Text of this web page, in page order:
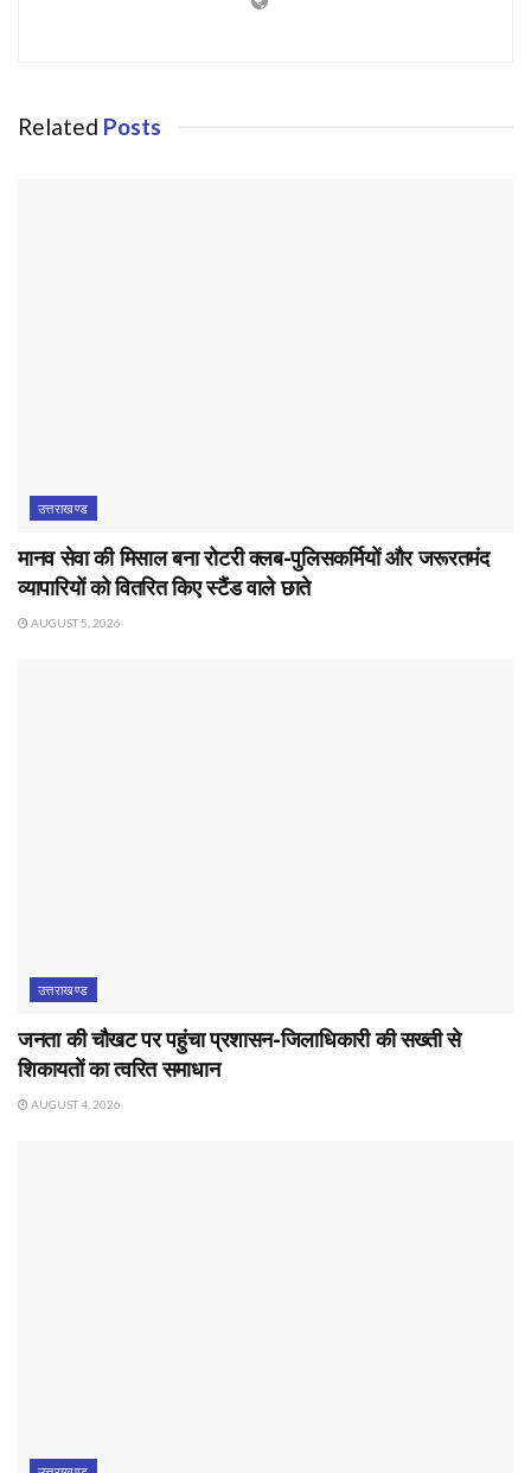
Related Posts
उत्तराखण्ड
मानव सेवा की मिसाल बना रोटरी क्लब-पुलिसकर्मियों और जरूरतमंद
व्यापारियों को वितरित किए स्टैंड वाले छाते
AUGUST 5, 2026
उत्तराखण्ड
जनता की चौखट पर पहुंचा प्रशासन-जिलाधिकारी की सख्ती से
शिकायतों का त्वरित समाधान
AUGUST 4, 2026